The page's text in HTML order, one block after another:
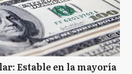
Estable en la mayoría